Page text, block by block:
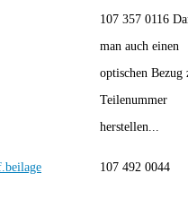
107 357 0116
man auch einen
optischen Bezug
Teilenummer
herstellen...
107 492 0044